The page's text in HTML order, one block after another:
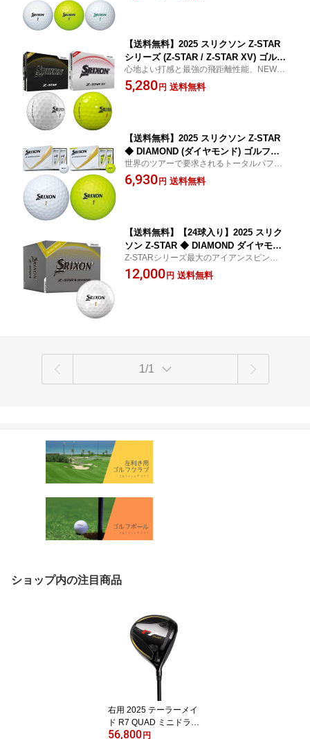
【送料無料】2025 スリクソン Z-STAR
シリーズ (Z-STAR / Z-STAR XV) ゴルフ
ボール 1ダース(12球入り) US仕様 SRIX
ON Zスター【あす楽対応】
心地よい打感と最強の飛距離性能、NEW Z-
STARシリーズで勝利を掴もう！
5,280円 送料無料
【送料無料】2025 スリクソン Z-STAR
◆ DIAMOND (ダイヤモンド) ゴルフボ
ール 1ダース(12球入り) 日本仕様 SRIX
ON ( ホワイト / イエロー )【メール便不
世界のツアーで要求されるトータルパフォ
ーマンスを徹底追求！
6,930円 送料無料
【送料無料】【24球入り】2025 スリク
ソン Z-STAR ◆ DIAMOND ダイヤモン
ド ゴルフボール ホワイト US仕様 SRIX
ON Zスター【あす楽対応】
Z-STARシリーズ最大のアイアンスピン性能
を実現したモデル！
12,000円 送料無料
1/1
ショップ内の注目商品
右用 2025 テーラーメイ
ド R7 QUAD ミニドライ
バー 305ccヘッド US仕
56,800円